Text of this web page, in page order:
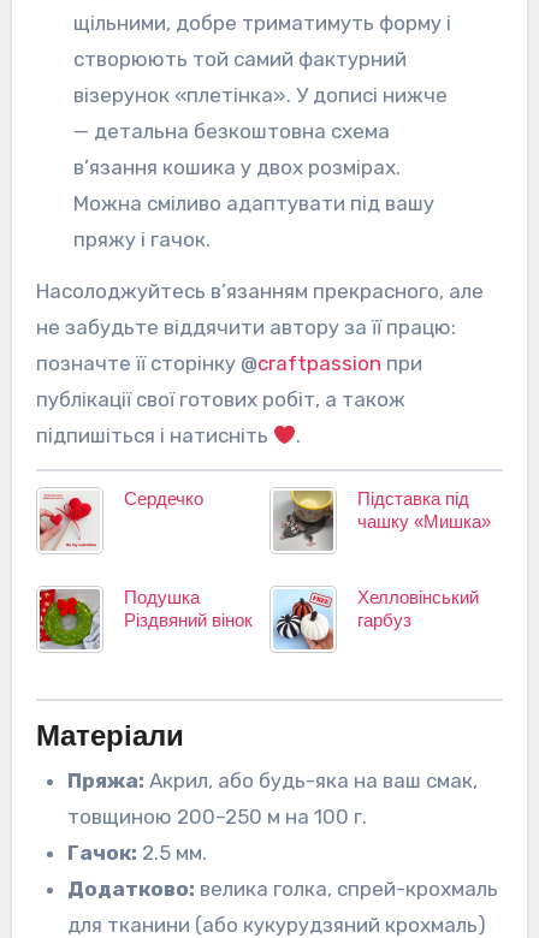
щільними, добре триматимуть форму і
створюють той самий фактурний
візерунок «плетінка». У дописі нижче
— детальна безкоштовна схема
в’язання кошика у двох розмірах.
Можна сміливо адаптувати під вашу
пряжу і гачок.
Насолоджуйтесь в’язанням прекрасного, але
не забудьте віддячити автору за її працю:
позначте її сторінку @craftpassion при
публікації свої готових робіт, а також
підпишіться і натисніть
.
Сердечко
Підставка під
чашку «Мишка»
Подушка
Різдвяний вінок
Хелловінський
гарбуз
Матеріали
Пряжа: Акрил, або будь-яка на ваш смак,
товщиною 200–250 м на 100 г.
Гачок: 2.5 мм.
Додатково: велика голка, спрей-крохмаль
для тканини (або кукурудзяний крохмаль)